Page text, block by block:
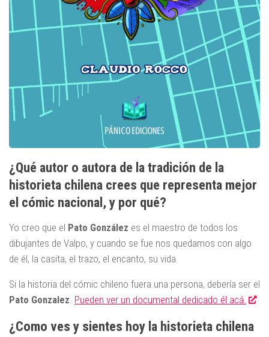
¿Qué autor o autora de la tradición de la
historieta chilena crees que representa mejor
el cómic nacional, y por qué?
Yo creo que el Pato González es el maestro de todos los
dibujantes de Valpo, y cuando se fue nos quedamos con algo
de él, la casita, el trazo, el encanto, su vida.
Si la historia del cómic chileno fuera una persona, debería ser el
Pato Gonzalez. Pueden ver un documental dedicado él acá.
¿Como ves y sientes hoy la historieta chilena